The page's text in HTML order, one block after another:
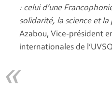
: celui d’une
solidarité, la science et la
Azabou, Vice-président
internationales de